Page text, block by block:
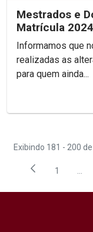
Mestrados e
Matrícula
Informamos que
realizadas as
para quem ainda...
Exibindo 181 - 200
Página
1 ...